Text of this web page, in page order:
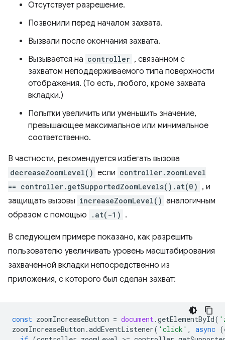
Отсутствует разрешение.
Позвонили перед началом захвата.
Вызвали после окончания захвата.
Вызывается на controller , связанном с
захватом неподдерживаемого типа поверхности
отображения. (То есть, любого, кроме захвата
вкладки.)
Попытки увеличить или уменьшить значение,
превышающее максимальное или минимальное
соответственно.
В частности, рекомендуется избегать вызова
decreaseZoomLevel() если controller.zoomLevel
== controller.getSupportedZoomLevels().at(0) , и
защищать вызовы increaseZoomLevel() аналогичным
образом с помощью
.at(-1) .
В следующем примере показано, как разрешить
пользователю увеличивать уровень масштабирования
захваченной вкладки непосредственно из
приложения, с которого был сделан захват:
const zoomIncreaseButton = document.getElementById(
zoomIncreaseButton .addEventListener( 'click' , async (